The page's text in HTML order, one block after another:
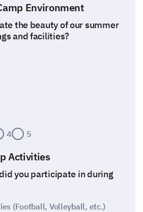
Environment
the beauty of our summer
and facilities?
4 5
Activities
you participate in during
(Football, Volleyball, etc.)